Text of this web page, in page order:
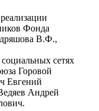
Фонда
В.Ф.,
сетях
Горовой
Евгений
Андрей